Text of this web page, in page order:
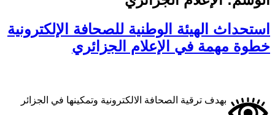
استحداث الهيئة الوطنية للصحافة الإلكترونية
خطوة مهمة في الإعلام الجزائري
بهدف ترقية الصحافة الالكترونية وتمكينها في الجزائر